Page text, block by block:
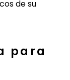
de su
para